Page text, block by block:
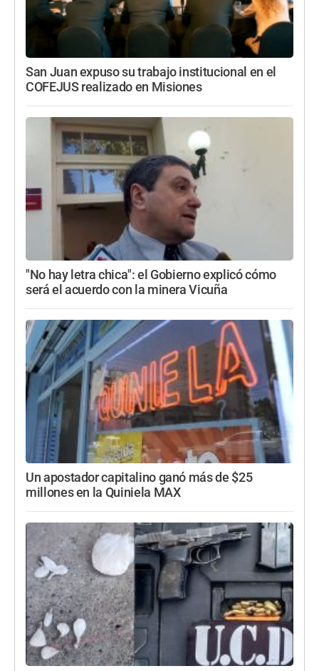
San Juan expuso su trabajo institucional en el
COFEJUS realizado en Misiones
"No hay letra chica": el Gobierno explicó cómo
será el acuerdo con la minera Vicuña
Un apostador capitalino ganó más de $25
millones en la Quiniela MAX